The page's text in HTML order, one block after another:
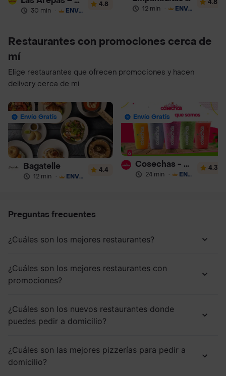
30 min · ENVÍO GRATIS
4.8
12 min · ENVÍO GRATIS
4.8
Restaurantes con promociones cerca de
mí
Elige restaurantes que ofrecen promociones y hacen
delivery cerca de mí
Envío Gratis
Bagatelle
12 min · ENVÍO GRATIS
4.4
Envío Gratis
Cosechas - Batidos
24 min · ENVÍO GRATIS
4.3
Preguntas frecuentes
¿Cuáles son los mejores restaurantes?
¿Cuáles son los mejores restaurantes con
promociones?
¿Cuáles son los nuevos restaurantes donde
puedes pedir a domicilio?
¿Cuáles son las mejores pizzerías para pedir a
domicilio?